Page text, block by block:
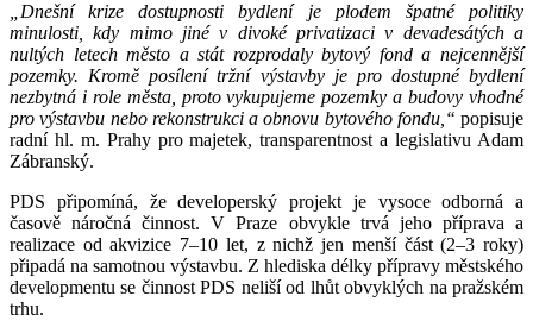
„Dnešní krize dostupnosti bydlení je plodem špatné politiky
minulosti, kdy mimo jiné v divoké privatizaci v devadesátých a
nultých letech město a stát rozprodaly bytový fond a nejcennější
pozemky. Kromě posílení tržní výstavby je pro dostupné bydlení
nezbytná i role města, proto vykupujeme pozemky a budovy vhodné
pro výstavbu nebo rekonstrukci a obnovu bytového fondu,“ popisuje
radní hl. m. Prahy pro majetek, transparentnost a legislativu Adam
Zábranský.
PDS připomíná, že developerský projekt je vysoce odborná a
časově náročná činnost. V Praze obvykle trvá jeho příprava a
realizace od akvizice 7–10 let, z nichž jen menší část (2–3 roky)
připadá na samotnou výstavbu. Z hlediska délky přípravy městského
developmentu se činnost PDS neliší od lhůt obvyklých na pražském
trhu.